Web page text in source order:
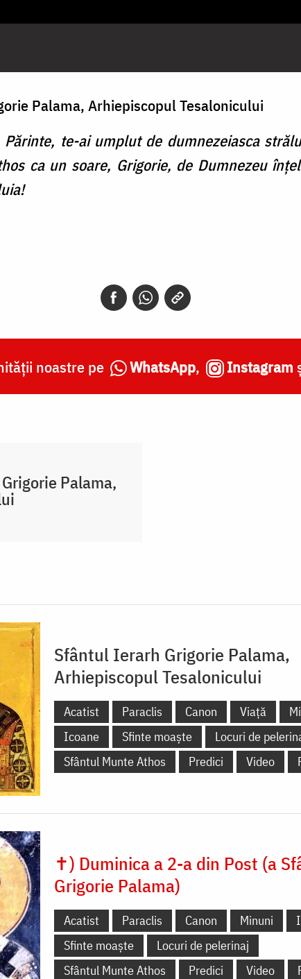
Palama, Arhiepiscopul Tesalonicului
te-ai umplut de dumnezeiasca
ca un soare, Grigorie, de Dumnezeu
noastre pe WhatsApp, Instagram
Palama,
Sfântul Ierarh Grigorie Palama,
Arhiepiscopul Tesalonicului
Acatist Paraclis Canon Viață
Icoane
Sfinte moaște
Locuri de
Sfântul Munte Athos
Predici Video
✝) Duminica a 2-a din Post (a
Grigorie Palama)
Acatist Paraclis Canon Minuni
Sfinte moaște
Locuri de pelerinaj
Sfântul Munte Athos
Predici Video